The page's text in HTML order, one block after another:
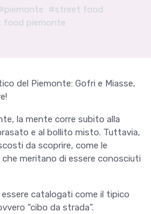
#street food
food piemonte
del Piemonte: Gofri e Miasse,
la mente corre subito alla
e al bollito misto. Tuttavia,
da scoprire, come le
meritano di essere conosciuti
catalogati come il tipico
“cibo da strada”.